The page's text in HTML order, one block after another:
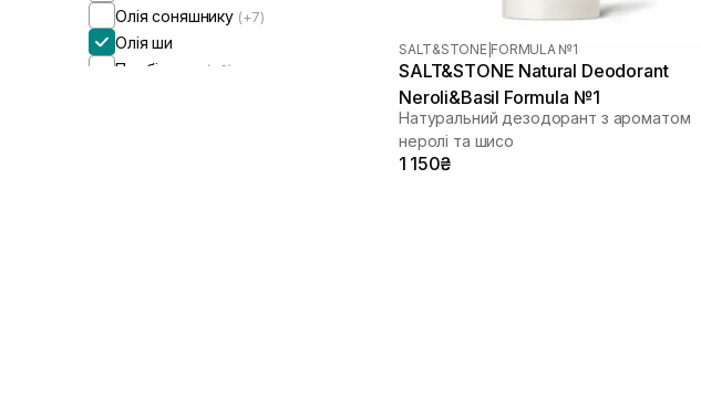
Олія соняшнику (+7)
Олія ши
Пробіотики
(+6)
SALT&STONE FORMULA №1
SALT&STONE Natural Deodorant
Neroli&Basil Formula №1
Натуральний дезодорант з ароматом
неролі та шисо
1 150₴